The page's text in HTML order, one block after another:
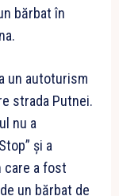
bărbat în
un autoturism
strada Putnei.
nu a
și a
care a fost
un bărbat de